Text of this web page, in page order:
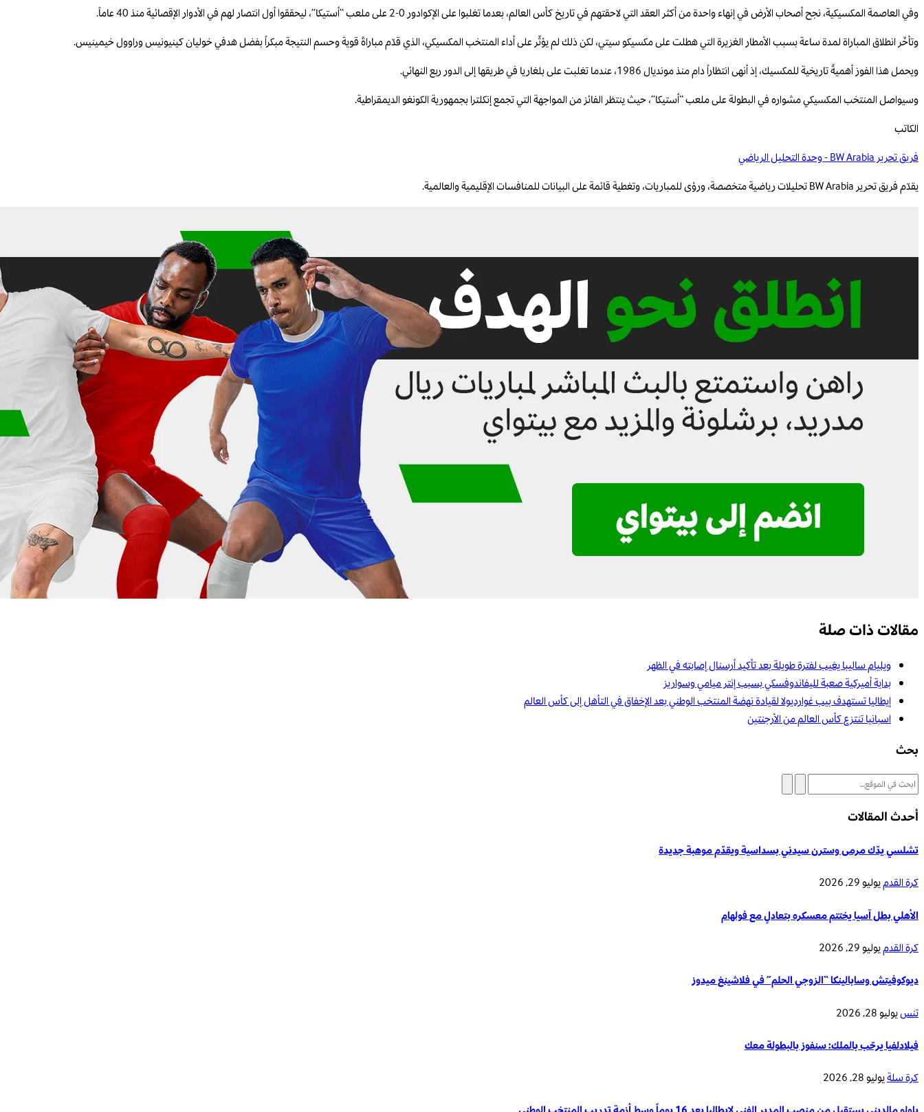
وفي العاصمة المكسيكية، نجح أصحاب الأرض في إنهاء واحدة من أكثر العقد التي لاحقتهم في تاريخ كأس العالم، بعدما تغلبوا على الإكوادور 0-2 على ملعب “أستيكا”، ليحققوا أول انتصار لهم في الأدوار الإقصائية منذ 40 عاماً.
وتأخّر انطلاق المباراة لمدة ساعة بسبب الأمطار الغزيرة التي هطلت على مكسيكو سيتي، لكن ذلك لم يؤثّر على أداء المنتخب المكسيكي، الذي قدّم مباراةً قوية وحسم النتيجة مبكراً بفضل هدفي خوليان كينيونيس وراوول خيمينيس.
ويحمل هذا الفوز أهميةً تاريخية للمكسيك، إذ أنهى انتظاراً دام منذ مونديال 1986، عندما تغلبت على بلغاريا في طريقها إلى الدور ربع النهائي.
وسيواصل المنتخب المكسيكي مشواره في البطولة على ملعب “أستيكا”، حيث ينتظر الفائز من المواجهة التي تجمع إنكلترا بجمهورية الكونغو الديمقراطية.
الكاتب
فريق تحرير BW Arabia - وحدة التحليل الرياضي
يقدّم فريق تحرير BW Arabia تحليلات رياضية متخصصة، ورؤى للمباريات، وتغطية قائمة على البيانات للمنافسات الإقليمية والعالمية.
مقالات ذات صلة
ويليام ساليبا يغيب لفترة طويلة بعد تأكيد أرسنال إصابته في الظهر
بداية أميركية صعبة لليفاندوفسكي بسبب إنتر ميامي وسواريز
إيطاليا تستهدف بيب غوارديولا لقيادة نهضة المنتخب الوطني بعد الإخفاق في التأهل إلى كأس العالم
اسبانيا تنتزع كأس العالم من الأرجنتين
بحث
أحدث المقالات
تشلسي يدّك مرمى وسترن سيدني بسداسية ويقدّم موهبة جديدة
كرة القدميوليو 29, 2026
الأهلي بطل آسيا يختتم معسكره بتعادلٍ مع فولهام
كرة القدميوليو 29, 2026
ديوكوفيتش وسابالينكا “الزوجي الحلم” في فلاشينغ ميدوز
تنسيوليو 28, 2026
فيلادلفيا يرحّب بالملك: سنفوز بالبطولة معك
كرة سلةيوليو 28, 2026